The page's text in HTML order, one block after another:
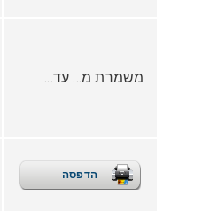
משמרת מ... עד...
הדפסה